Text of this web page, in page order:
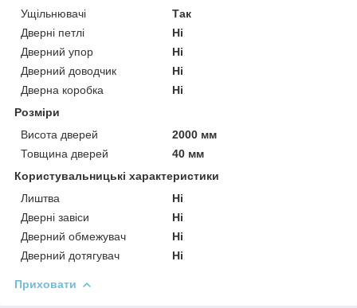
Ущільнювачі
Так
Дверні петлі
Ні
Дверний упор
Ні
Дверний доводчик
Ні
Дверна коробка
Ні
Розміри
Висота дверей
2000 мм
Товщина дверей
40 мм
Користувальницькі характеристики
Лиштва
Ні
Дверні завіси
Ні
Дверний обмежувач
Ні
Дверний дотягувач
Ні
Приховати